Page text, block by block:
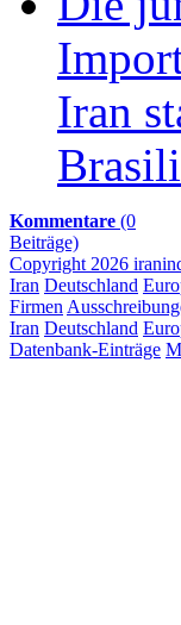
Iran
Kommentare (0
Beiträge)
Copyright 2026
Iran Deutschland
Firmen
Iran Deutschland
Datenbank-Einträge